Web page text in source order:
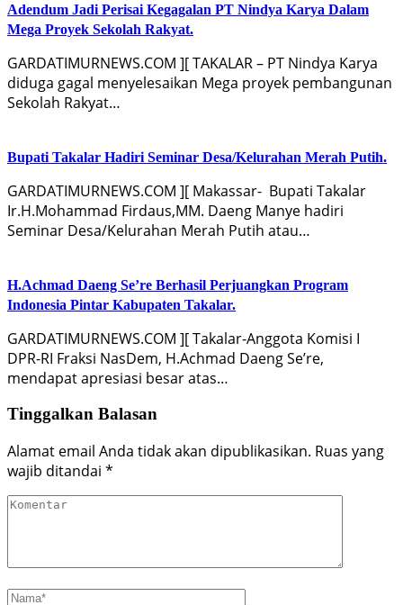
Adendum Jadi Perisai Kegagalan PT Nindya Karya Dalam
Mega Proyek Sekolah Rakyat.
GARDATIMURNEWS.COM ][ TAKALAR – PT Nindya Karya
diduga gagal menyelesaikan Mega proyek pembangunan
Sekolah Rakyat…
Bupati Takalar Hadiri Seminar Desa/Kelurahan Merah Putih.
GARDATIMURNEWS.COM ][ Makassar-‍ Bupati Takalar
Ir.H.Mohammad Firdaus,MM. Daeng Manye hadiri
Seminar Desa/Kelurahan Merah Putih atau…
H.Achmad Daeng Se’re Berhasil Perjuangkan Program
Indonesia Pintar Kabupaten Takalar.
GARDATIMURNEWS.COM ][ Takalar-Anggota Komisi I
DPR-RI Fraksi NasDem, H.Achmad Daeng Se’re,
mendapat apresiasi besar atas…
Tinggalkan Balasan
Alamat email Anda tidak akan dipublikasikan. Ruas yang
wajib ditandai *